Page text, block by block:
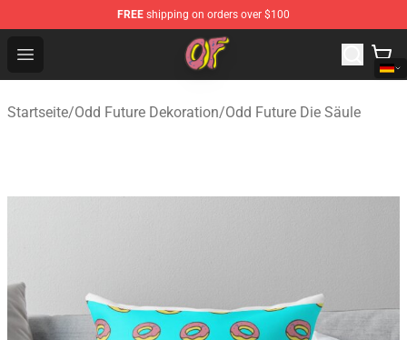
FREE shipping on orders over $100
Open menu
Odd Future Shop - Official Odd Future Merchandise Store
Startseite/Odd Future Dekoration/Odd Future Die Säule